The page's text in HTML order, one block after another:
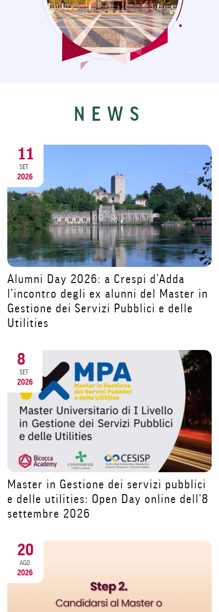
NEWS
in
20
2026
Tutorial iscrizioni: STEP 1 Come
un account su Segreterie Online
31
Dopo la pausa estiva riparti da te:
costruisci il tuo futuro nell’HR con il
Master MACU | Open Day 11
2026
LUG